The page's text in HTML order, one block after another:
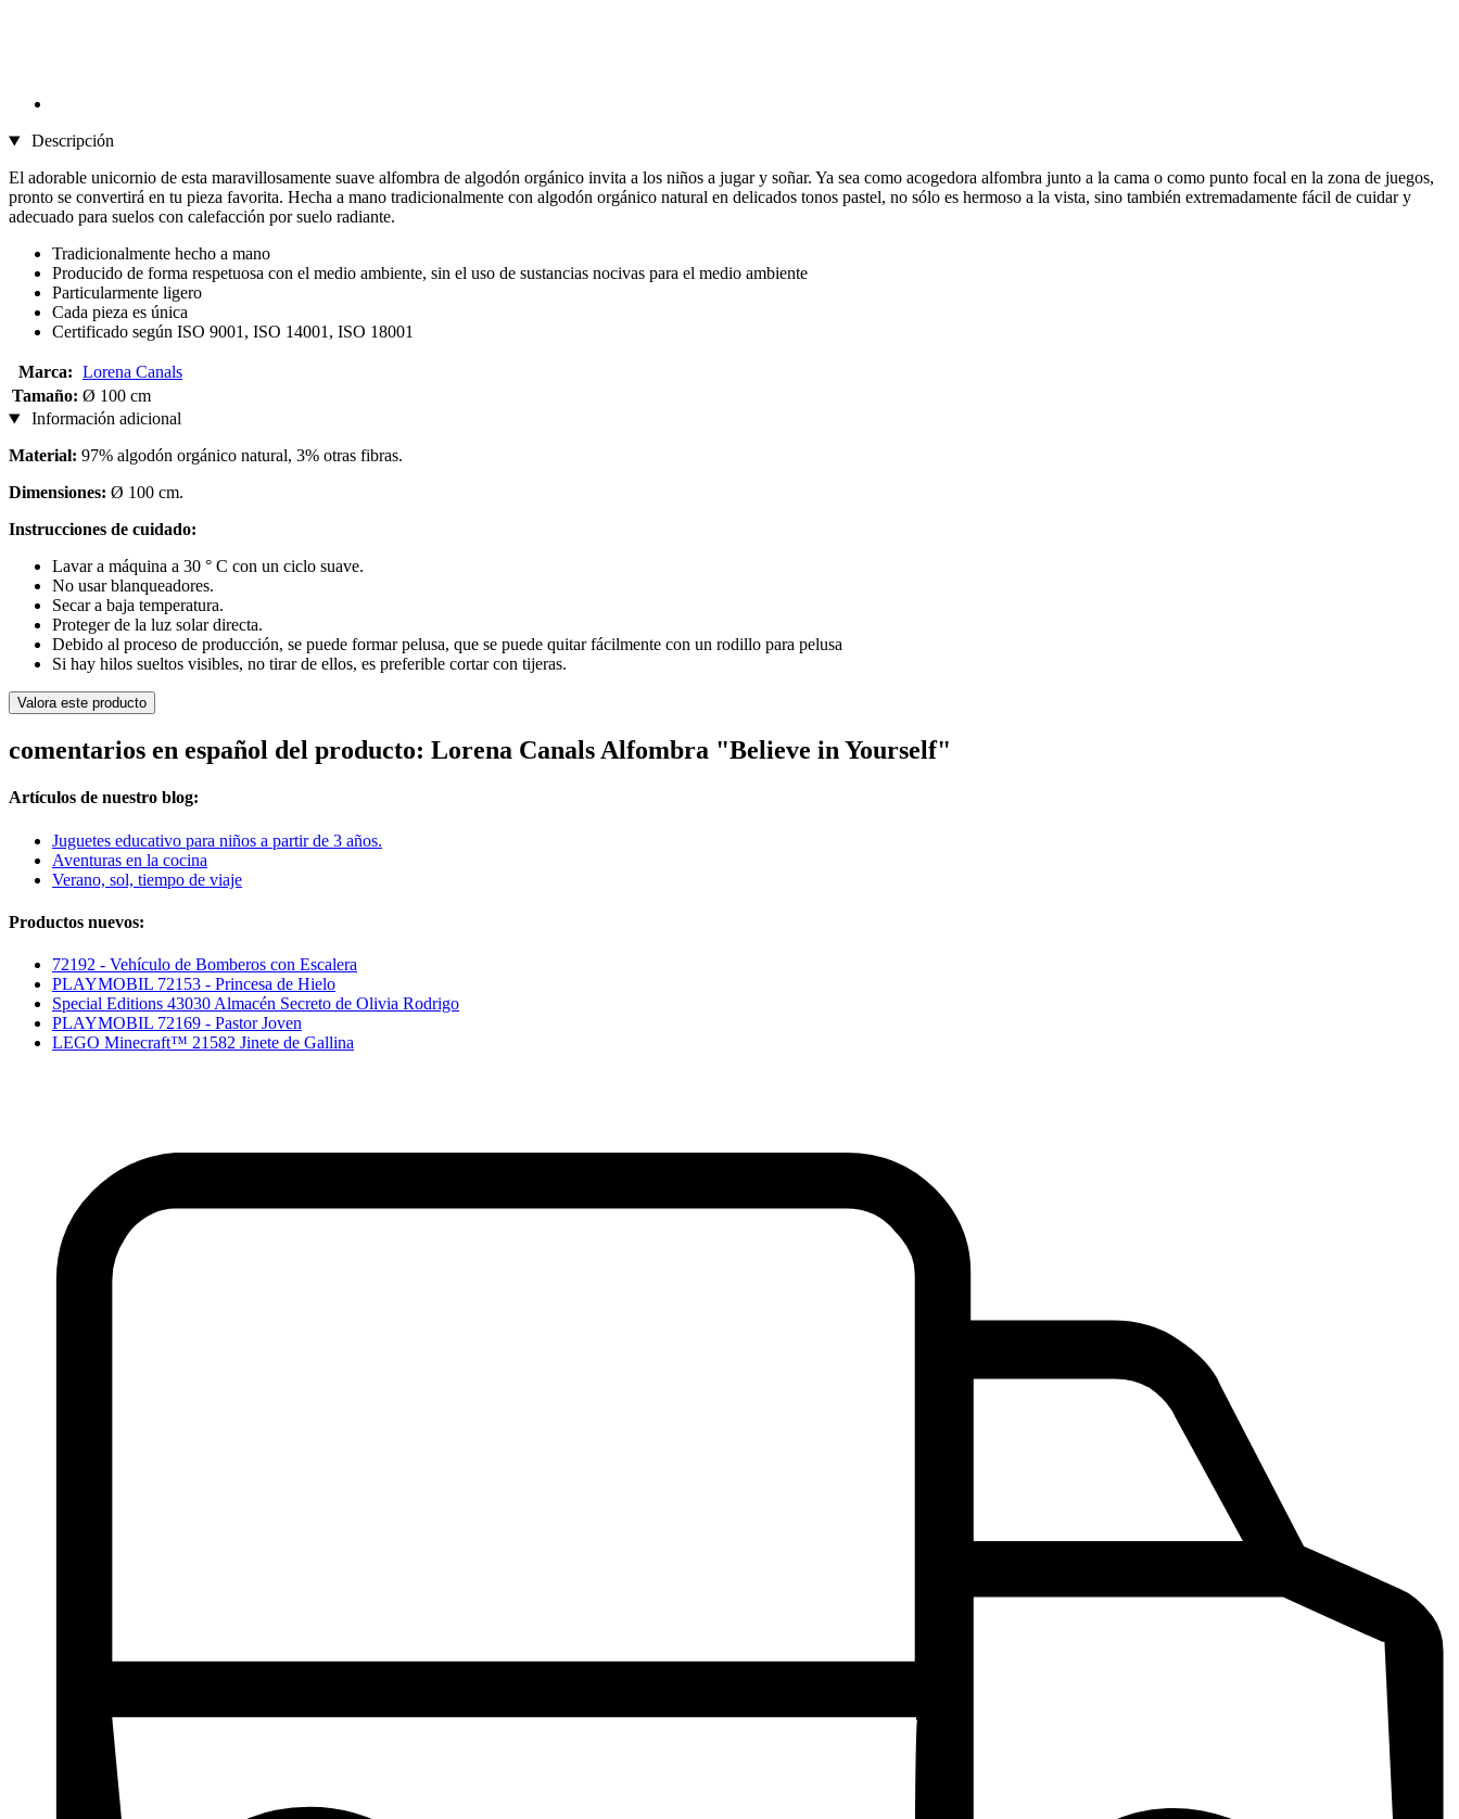
Descripción
El adorable unicornio de esta maravillosamente suave alfombra de algodón orgánico invita a los niños a jugar y soñar. Ya sea como acogedora alfombra junto a la cama o como punto focal en la zona de juegos,
pronto se convertirá en tu pieza favorita. Hecha a mano tradicionalmente con algodón orgánico natural en delicados tonos pastel, no sólo es hermoso a la vista, sino también extremadamente fácil de cuidar y
adecuado para suelos con calefacción por suelo radiante.
Tradicionalmente hecho a mano
Producido de forma respetuosa con el medio ambiente, sin el uso de sustancias nocivas para el medio ambiente
Particularmente ligero
Cada pieza es única
Certificado según ISO 9001, ISO 14001, ISO 18001
Marca: Lorena Canals
Tamaño: Ø 100 cm
Información adicional
Material: 97% algodón orgánico natural, 3% otras fibras.
Dimensiones: Ø 100 cm.
Instrucciones de cuidado:
Lavar a máquina a 30 ° C con un ciclo suave.
No usar blanqueadores.
Secar a baja temperatura.
Proteger de la luz solar directa.
Debido al proceso de producción, se puede formar pelusa, que se puede quitar fácilmente con un rodillo para pelusa
Si hay hilos sueltos visibles, no tirar de ellos, es preferible cortar con tijeras.
Valora este producto
comentarios en español del producto: Lorena Canals Alfombra "Believe in Yourself"
Artículos de nuestro blog:
Juguetes educativo para niños a partir de 3 años.
Aventuras en la cocina
Verano, sol, tiempo de viaje
Productos nuevos:
72192 - Vehículo de Bomberos con Escalera
PLAYMOBIL 72153 - Princesa de Hielo
Special Editions 43030 Almacén Secreto de Olivia Rodrigo
PLAYMOBIL 72169 - Pastor Joven
LEGO Minecraft™ 21582 Jinete de Gallina